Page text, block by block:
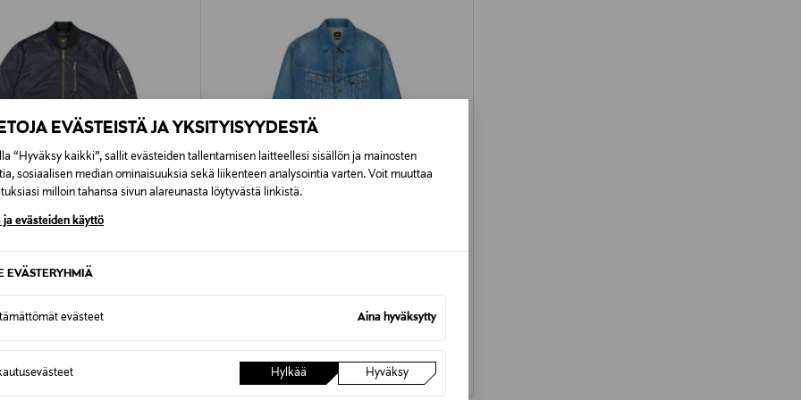
EVÄSTEISTÄ JA YKSITYISYYDESTÄ
“Hyväksy kaikki”, sallit evästeiden tallentamisen laitteellesi sisällön ja mainosten
sosiaalisen median ominaisuuksia sekä liikenteen analysointia varten. Voit muuttaa
milloin tahansa sivun alareunasta löytyvästä linkistä.
ja evästeiden käyttö
EVÄSTERYHMIÄ
evästeet Aina hyväksytty
Hylkää Hyväksy